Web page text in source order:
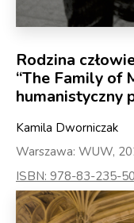
Rodzina
“The Family of
humanistyczny
Kamila Dworniczak
Warszawa: WUW,
ISBN: 978-83-235-